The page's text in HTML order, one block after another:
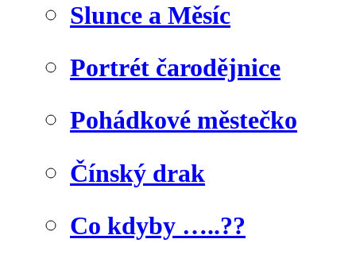
Slunce a Měsíc
Portrét čarodějnice
Pohádkové městečko
Čínský drak
Co kdyby …..??